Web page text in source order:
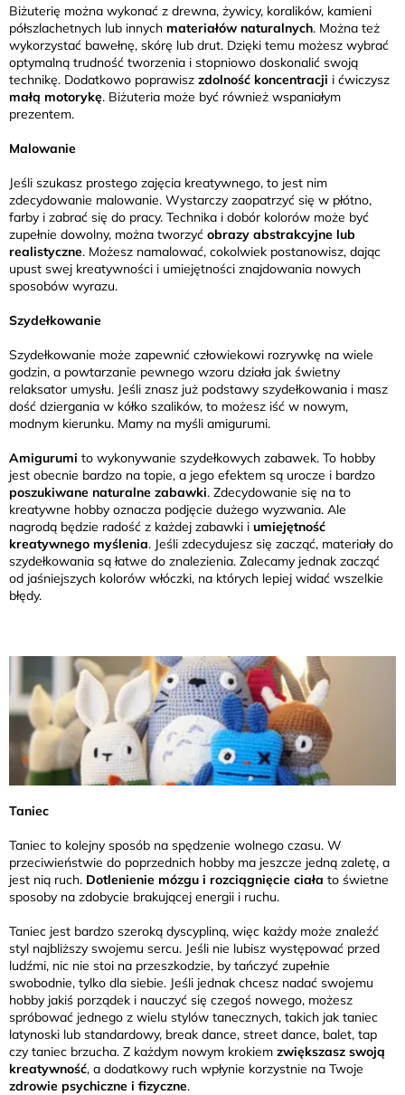
Biżuterię można wykonać z drewna, żywicy, koralików, kamieni
półszlachetnych lub innych materiałów naturalnych. Można też
wykorzystać bawełnę, skórę lub drut. Dzięki temu możesz wybrać
optymalną trudność tworzenia i stopniowo doskonalić swoją
technikę. Dodatkowo poprawisz zdolność koncentracji i ćwiczysz
małą motorykę. Biżuteria może być również wspaniałym
prezentem.
Malowanie
Jeśli szukasz prostego zajęcia kreatywnego, to jest nim
zdecydowanie malowanie. Wystarczy zaopatrzyć się w płótno,
farby i zabrać się do pracy. Technika i dobór kolorów może być
zupełnie dowolny, można tworzyć obrazy abstrakcyjne lub
realistyczne. Możesz namalować, cokolwiek postanowisz, dając
upust swej kreatywności i umiejętności znajdowania nowych
sposobów wyrazu.
Szydełkowanie
Szydełkowanie może zapewnić człowiekowi rozrywkę na wiele
godzin, a powtarzanie pewnego wzoru działa jak świetny
relaksator umysłu. Jeśli znasz już podstawy szydełkowania i masz
dość dziergania w kółko szalików, to możesz iść w nowym,
modnym kierunku. Mamy na myśli amigurumi.
Amigurumi to wykonywanie szydełkowych zabawek. To hobby
jest obecnie bardzo na topie, a jego efektem są urocze i bardzo
poszukiwane naturalne zabawki. Zdecydowanie się na to
kreatywne hobby oznacza podjęcie dużego wyzwania. Ale
nagrodą będzie radość z każdej zabawki i umiejętność
kreatywnego myślenia. Jeśli zdecydujesz się zacząć, materiały do
szydełkowania są łatwe do znalezienia. Zalecamy jednak zacząć
od jaśniejszych kolorów włóczki, na których lepiej widać wszelkie
błędy.
Taniec
Taniec to kolejny sposób na spędzenie wolnego czasu. W
przeciwieństwie do poprzednich hobby ma jeszcze jedną zaletę, a
jest nią ruch. Dotlenienie mózgu i rozciągnięcie ciała to świetne
sposoby na zdobycie brakującej energii i ruchu.
Taniec jest bardzo szeroką dyscypliną, więc każdy może znaleźć
styl najbliższy swojemu sercu. Jeśli nie lubisz występować przed
ludźmi, nic nie stoi na przeszkodzie, by tańczyć zupełnie
swobodnie, tylko dla siebie. Jeśli jednak chcesz nadać swojemu
hobby jakiś porządek i nauczyć się czegoś nowego, możesz
spróbować jednego z wielu stylów tanecznych, takich jak taniec
latynoski lub standardowy, break dance, street dance, balet, tap
czy taniec brzucha. Z każdym nowym krokiem zwiększasz swoją
kreatywność, a dodatkowy ruch wpłynie korzystnie na Twoje
zdrowie psychiczne i fizyczne.